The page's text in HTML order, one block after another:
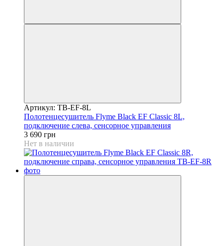
Артикул: TB-EF-8L
Полотенцесушитель Flyme Black EF Classic 8L,
подключение слева, сенсорное управления
3 690 грн
Нет в наличии